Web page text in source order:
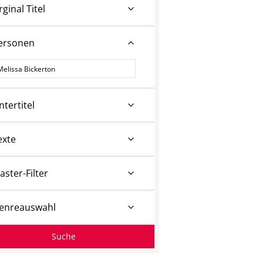
Titel
Filter
Suche